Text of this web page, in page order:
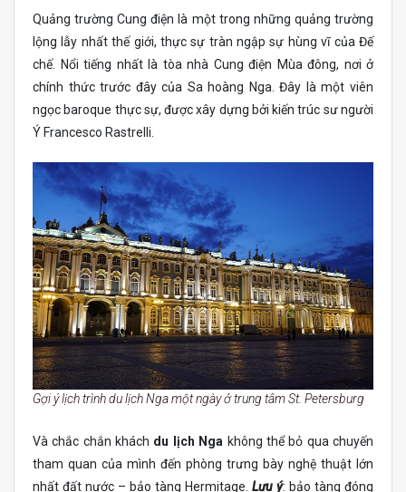
Quảng trường Cung điện là một trong những quảng trường
lộng lẫy nhất thế giới, thực sự tràn ngập sự hùng vĩ của Đế
chế. Nổi tiếng nhất là tòa nhà Cung điện Mùa đông, nơi ở
chính thức trước đây của Sa hoàng Nga. Đây là một viên
ngọc baroque thực sự, được xây dựng bởi kiến ​​trúc sư người
Ý Francesco Rastrelli.
Gợi ý lịch trình du lịch Nga một ngày ở trung tâm St. Petersburg
Và chắc chắn khách du lịch Nga không thể bỏ qua chuyến
tham quan của mình đến phòng trưng bày nghệ thuật lớn
nhất đất nước – bảo tàng Hermitage. Lưu ý: bảo tàng đóng